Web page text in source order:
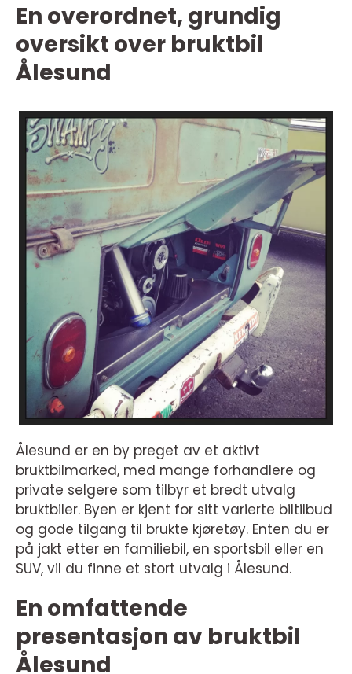
En overordnet, grundig
oversikt over bruktbil
Ålesund
Ålesund er en by preget av et aktivt
bruktbilmarked, med mange forhandlere og
private selgere som tilbyr et bredt utvalg
bruktbiler. Byen er kjent for sitt varierte biltilbud
og gode tilgang til brukte kjøretøy. Enten du er
på jakt etter en familiebil, en sportsbil eller en
SUV, vil du finne et stort utvalg i Ålesund.
En omfattende
presentasjon av bruktbil
Ålesund